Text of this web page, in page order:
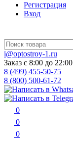
Регистрация
Вход
i@optostroy-1.ru
Заказ с 8:00 до 22:00
8 (499) 455-50-75
8 (800) 500-61-72
0
0
0